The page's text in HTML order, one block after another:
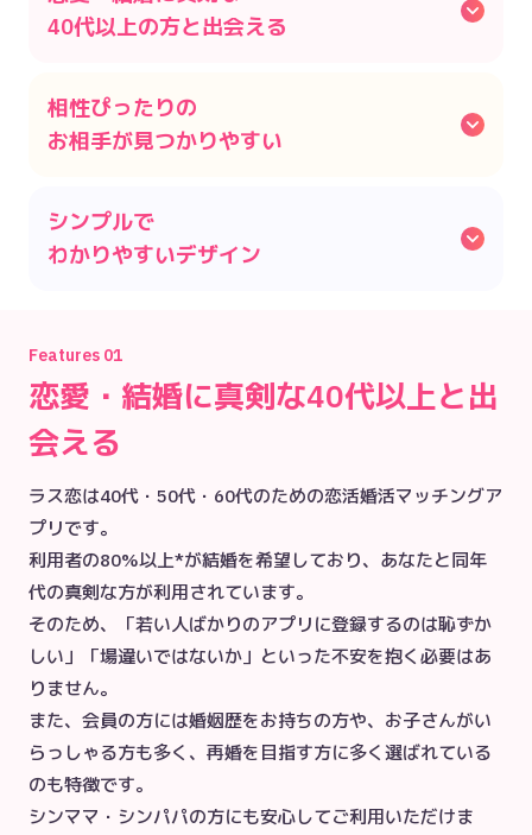
40代以上の方と出会える
相性ぴったりの
お相手が見つかりやすい
シンプルで
わかりやすいデザイン
Features 01
恋愛・結婚に真剣な40代以上と出
会える
ラス恋は40代・50代・60代のための恋活婚活マッチングア
プリです。
利用者の80%以上*が結婚を希望しており、あなたと同年
代の真剣な方が利用されています。
そのため、「若い人ばかりのアプリに登録するのは恥ずか
しい」「場違いではないか」といった不安を抱く必要はあ
りません。
また、会員の方には婚姻歴をお持ちの方や、お子さんがい
らっしゃる方も多く、再婚を目指す方に多く選ばれている
のも特徴です。
シンママ・シンパパの方にも安心してご利用いただけま